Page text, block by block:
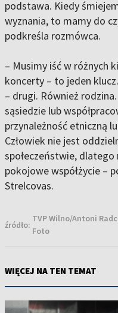
podstawa. Kiedy
wyznania, to mamy do
podkreśla rozmówca.
– Musimy iść w różnych
koncerty – to jeden
– drugi. Również
sąsiedzie lub
przynależność etniczną
Człowiek nie jest
społeczeństwie, dlatego
pokojowe współżycie –
Strelcovas.
źródło:
TVP Wilno/Antoni
Foto
WIĘCEJ NA TEN TEMAT